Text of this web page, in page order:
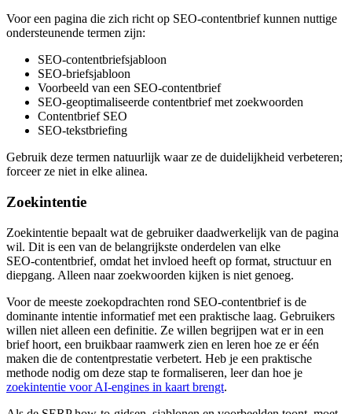
Voor een pagina die zich richt op SEO‑contentbrief kunnen nuttige
ondersteunende termen zijn:
SEO‑contentbriefsjabloon
SEO‑briefsjabloon
Voorbeeld van een SEO‑contentbrief
SEO‑geoptimaliseerde contentbrief met zoekwoorden
Contentbrief SEO
SEO‑tekstbriefing
Gebruik deze termen natuurlijk waar ze de duidelijkheid verbeteren;
forceer ze niet in elke alinea.
Zoekintentie
Zoekintentie bepaalt wat de gebruiker daadwerkelijk van de pagina
wil. Dit is een van de belangrijkste onderdelen van elke
SEO‑contentbrief, omdat het invloed heeft op format, structuur en
diepgang. Alleen naar zoekwoorden kijken is niet genoeg.
Voor de meeste zoekopdrachten rond SEO‑contentbrief is de
dominante intentie informatief met een praktische laag. Gebruikers
willen niet alleen een definitie. Ze willen begrijpen wat er in een
brief hoort, een bruikbaar raamwerk zien en leren hoe ze er één
maken die de contentprestatie verbetert. Heb je een praktische
methode nodig om deze stap te formaliseren, leer dan hoe je
zoekintentie voor AI‑engines in kaart brengt.